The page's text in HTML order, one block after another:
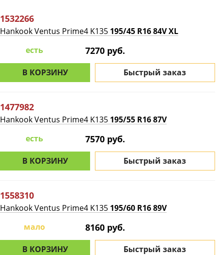
1532266
Hankook Ventus Prime4 K135 195/45 R16 84V XL
есть
7270 руб.
В КОРЗИНУ Быстрый заказ
1477982
Hankook Ventus Prime4 K135 195/55 R16 87V
есть
7570 руб.
В КОРЗИНУ Быстрый заказ
1558310
Hankook Ventus Prime4 K135 195/60 R16 89V
мало
8160 руб.
В КОРЗИНУ Быстрый заказ